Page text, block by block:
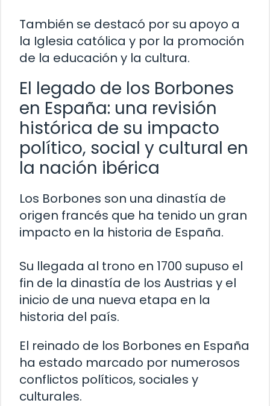
También se destacó por su apoyo a
la Iglesia católica y por la promoción
de la educación y la cultura.
El legado de los Borbones
en España: una revisión
histórica de su impacto
político, social y cultural en
la nación ibérica
Los Borbones son una dinastía de
origen francés que ha tenido un gran
impacto en la historia de España.
Su llegada al trono en 1700 supuso el
fin de la dinastía de los Austrias y el
inicio de una nueva etapa en la
historia del país.
El reinado de los Borbones en España
ha estado marcado por numerosos
conflictos políticos, sociales y
culturales.